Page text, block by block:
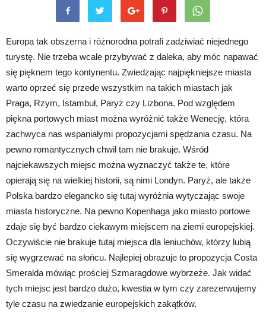
Europa tak obszerna i różnorodna potrafi zadziwiać niejednego
turystę. Nie trzeba wcale przybywać z daleka, aby móc napawać
się pięknem tego kontynentu. Zwiedzając najpiękniejsze miasta
warto oprzeć się przede wszystkim na takich miastach jak
Praga, Rzym, Istambuł, Paryż czy Lizbona. Pod względem
piękna portowych miast można wyróżnić także Wenecję, która
zachwyca nas wspaniałymi propozycjami spędzania czasu. Na
pewno romantycznych chwil tam nie brakuje. Wśród
najciekawszych miejsc można wyznaczyć także te, które
opierają się na wielkiej historii, są nimi Londyn. Paryż, ale także
Polska bardzo elegancko się tutaj wyróżnia wytyczając swoje
miasta historyczne. Na pewno Kopenhaga jako miasto portowe
zdaje się być bardzo ciekawym miejscem na ziemi europejskiej.
Oczywiście nie brakuje tutaj miejsca dla leniuchów, którzy lubią
się wygrzewać na słońcu. Najlepiej obrazuje to propozycja Costa
Smeralda mówiąc prościej Szmaragdowe wybrzeże. Jak widać
tych miejsc jest bardzo dużo, kwestia w tym czy zarezerwujemy
tyle czasu na zwiedzanie europejskich zakątków.